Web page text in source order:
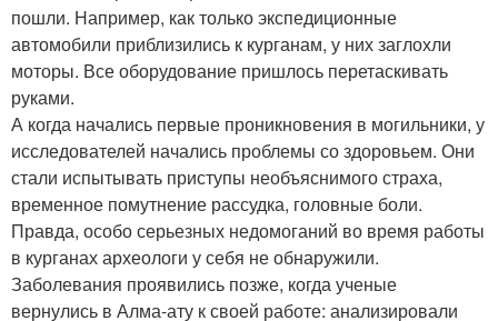
пошли. Например, как только экспедиционные
автомобили приблизились к курганам, у них заглохли
моторы. Все оборудование пришлось перетаскивать
руками.
А когда начались первые проникновения в могильники, у
исследователей начались проблемы со здоровьем. Они
стали испытывать приступы необъяснимого страха,
временное помутнение рассудка, головные боли.
Правда, особо серьезных недомоганий во время работы
в курганах археологи у себя не обнаружили.
Заболевания проявились позже, когда ученые
вернулись в Алма-ату к своей работе: анализировали